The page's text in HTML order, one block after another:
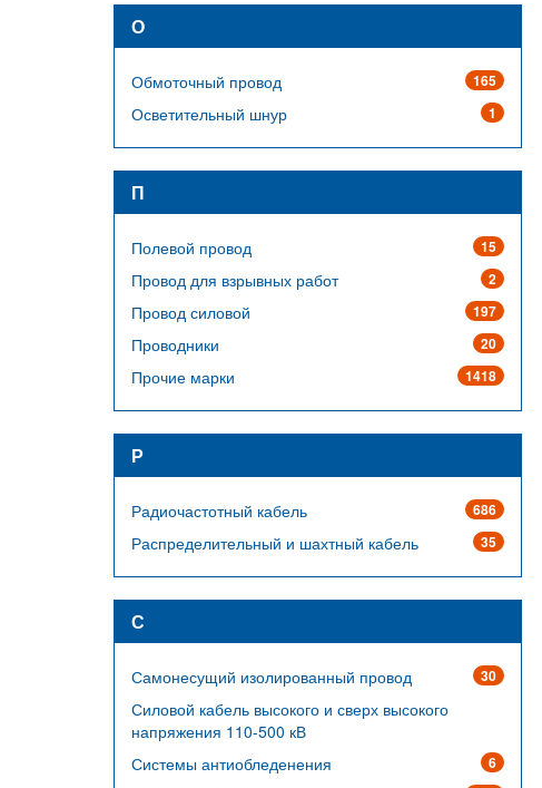
О
165
Обмоточный провод
1
Осветительный шнур
П
15
Полевой провод
2
Провод для взрывных работ
197
Провод силовой
20
Проводники
1418
Прочие марки
Р
686
Радиочастотный кабель
35
Распределительный и шахтный кабель
С
30
Самонесущий изолированный провод
Силовой кабель высокого и сверх высокого
напряжения 110-500 кВ
6
Системы антиобледенения